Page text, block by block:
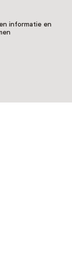
informatie en
16:00